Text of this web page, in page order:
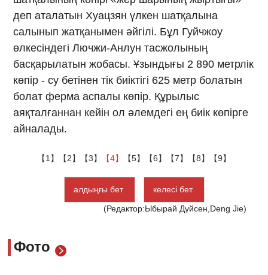
деп аталатын Хуацзян үлкен шатқалына
салынып жатқанымен әйгілі. Бұл Гуйчжоу
өлкесіндегі Лючжи-Анлун тасжолының
басқарылатын жобасы. Ұзындығы 2 890 метрлік
көпір - су бетінен тік биіктігі 625 метр болатын
болат ферма аспалы көпір. Құрылыс
аяқталғаннан кейін ол әлемдегі ең биік көпірге
айналады.
【1】 【2】 【3】 【4】 【5】 【6】 【7】 【8】 【9】
алдыңғы бет
келесі бет
(Редактор:Ыбырай Дүйсен,Deng Jie)
Фото